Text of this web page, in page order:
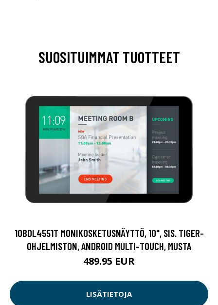
SUOSITUIMMAT TUOTTEET
10BDL4551T MONIKOSKETUSNÄYTTÖ, 10", SIS. TIGER-
OHJELMISTON, ANDROID MULTI-TOUCH, MUSTA
489.95 EUR
LISÄTIETOJA